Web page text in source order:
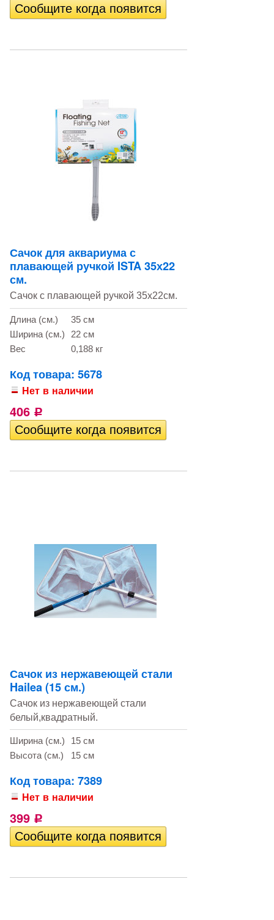
Сачок для аквариума с
плавающей ручкой ISTA 35х22
см.
Сачок с плавающей ручкой 35х22см.
Длина (см.)
35 см
Ширина (см.)
22 см
Вес
0,188 кг
Код товара: 5678
Нет в наличии
406 Р
Сачок из нержавеющей стали
Hailea (15 см.)
Сачок из нержавеющей стали
белый,квадратный.
Ширина (см.)
15 см
Высота (см.)
15 см
Код товара: 7389
Нет в наличии
399 Р